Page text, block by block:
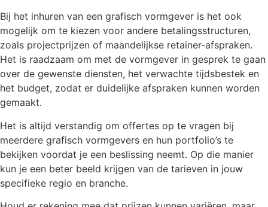
Bij het inhuren van een grafisch vormgever is het ook
mogelijk om te kiezen voor andere betalingsstructuren,
zoals projectprijzen of maandelijkse retainer-afspraken.
Het is raadzaam om met de vormgever in gesprek te gaan
over de gewenste diensten, het verwachte tijdsbestek en
het budget, zodat er duidelijke afspraken kunnen worden
gemaakt.
Het is altijd verstandig om offertes op te vragen bij
meerdere grafisch vormgevers en hun portfolio’s te
bekijken voordat je een beslissing neemt. Op die manier
kun je een beter beeld krijgen van de tarieven in jouw
specifieke regio en branche.